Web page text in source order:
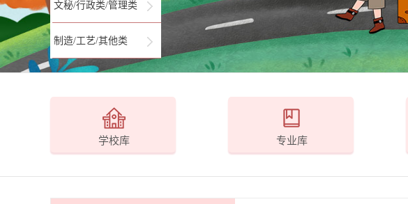
文秘/行政类/管理类
制造/工艺/其他类
学校库 专业库